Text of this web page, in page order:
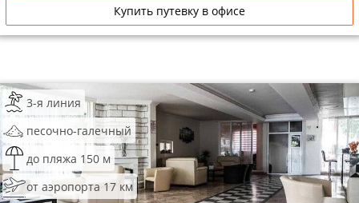
Купить путевку в офисе
3-я линия
песочно-галечный
до пляжа 150 м
от аэропорта 17 км